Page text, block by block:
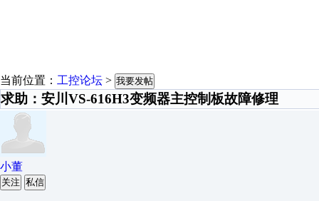
当前位置： 工控论坛 > 我要发帖
求助：安川VS-616H3变频器主控制板故障修理
小董
关注 私信